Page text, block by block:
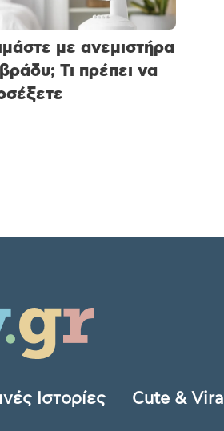
με ανεμιστήρα
Τι πρέπει να
Ιστορίες Cute & Viral